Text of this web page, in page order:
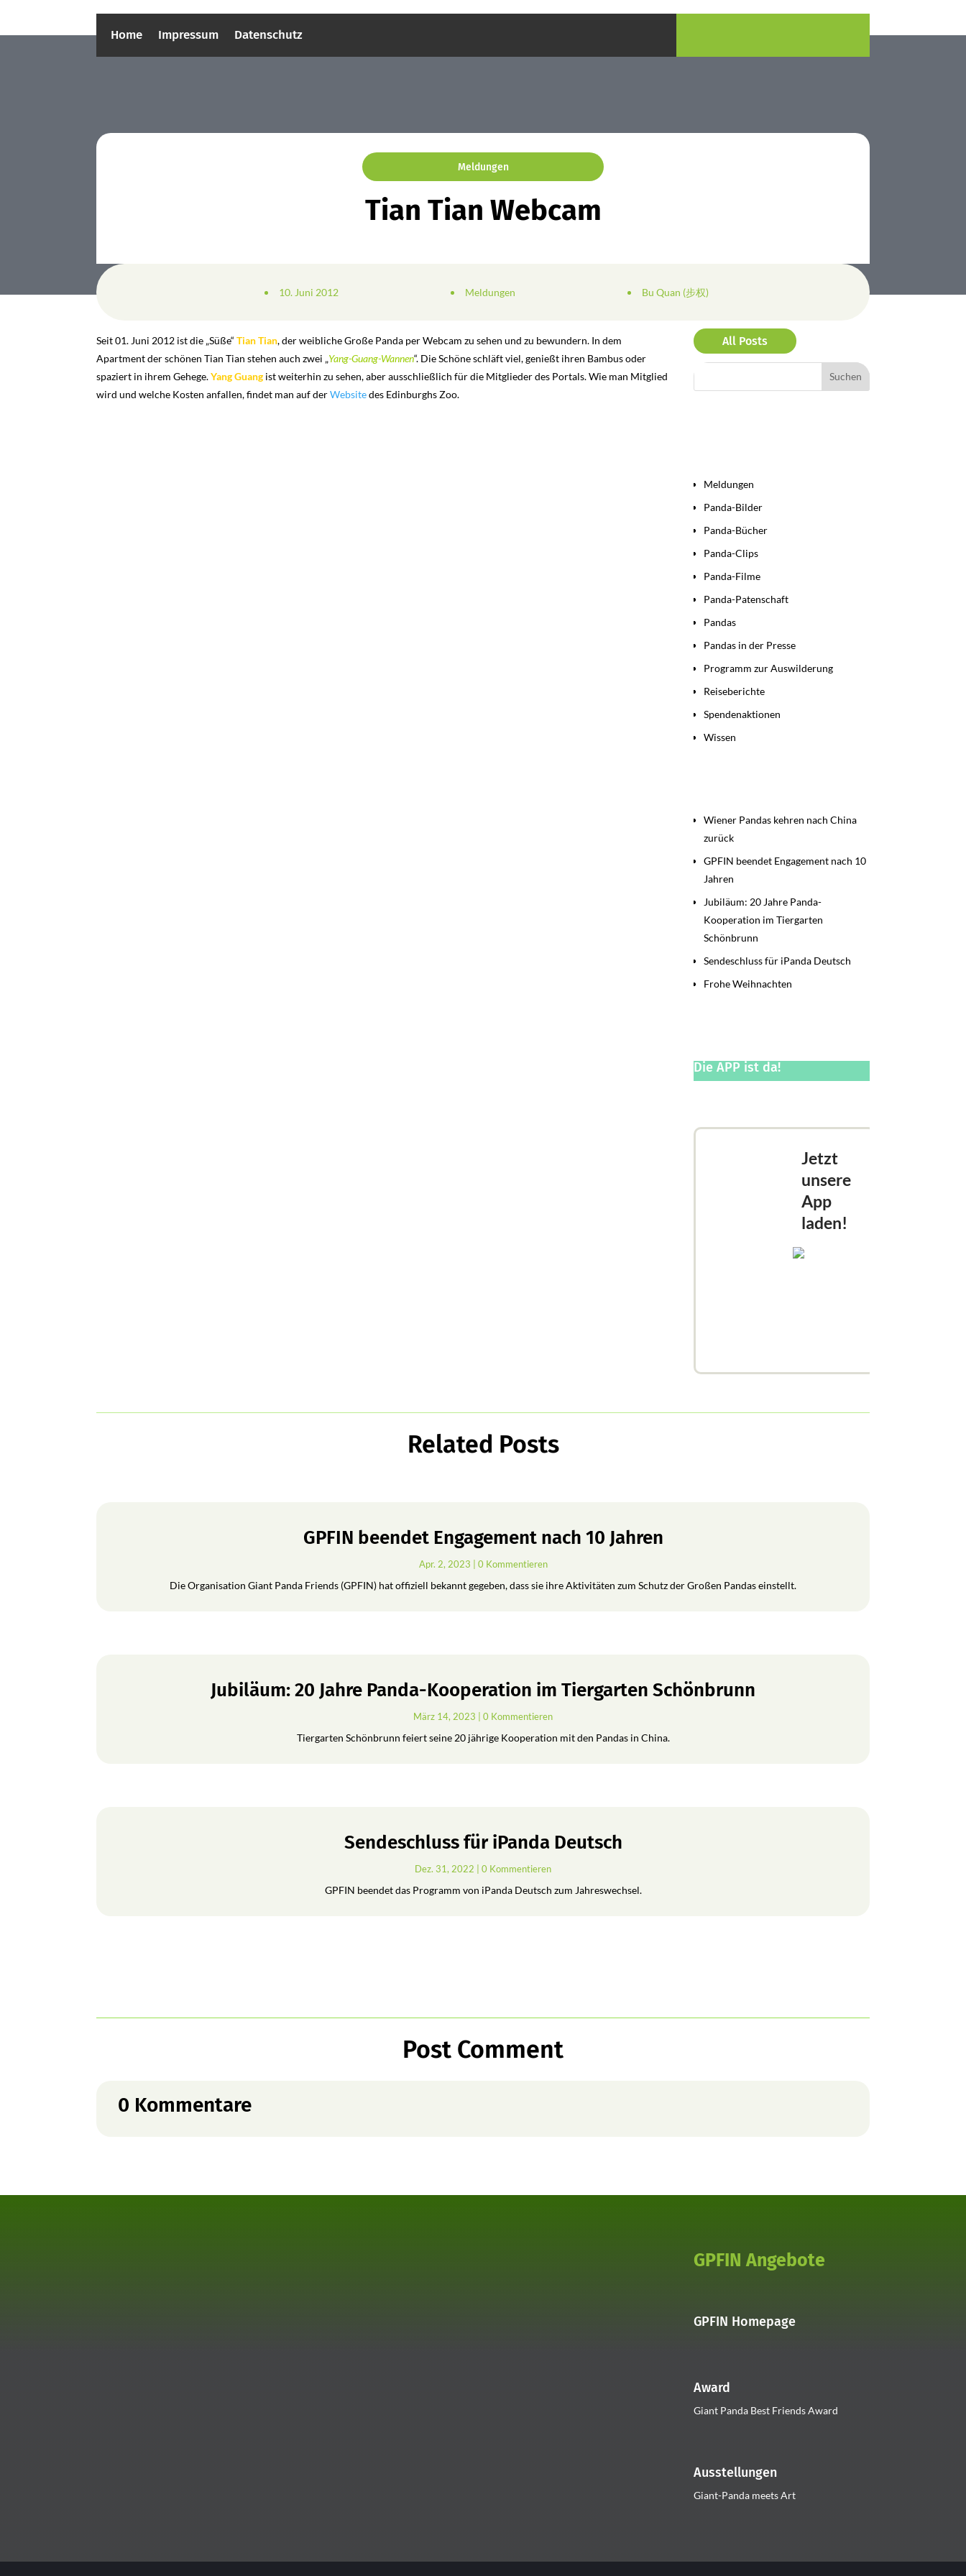
Home Impressum Datenschutz
Meldungen
Tian Tian Webcam
10. Juni 2012 Meldungen Bu Quan (步权)
Seit 01. Juni 2012 ist die „Süße“Tian Tian, der weibliche Große Panda per Webcam zu sehen und zu bewundern. In dem
Apartment der schönen Tian Tian stehen auch zwei „Yang-Guang-Wannen“. Die Schöne schläft viel, genießt ihren Bambus oder
spaziert in ihrem Gehege.Yang Guang ist weiterhin zu sehen, aber ausschließlich für die Mitglieder des Portals. Wie man Mitglied
wird und welche Kosten anfallen, findet man auf derWebsitedes Edinburghs Zoo.
All Posts
Meldungen
Panda-Bilder
Panda-Bücher
Panda-Clips
Panda-Filme
Panda-Patenschaft
Pandas
Pandas in der Presse
Programm zur Auswilderung
Reiseberichte
Spendenaktionen
Wissen
Wiener Pandas kehren nach China
zurück
GPFIN beendet Engagement nach 10
Jahren
Jubiläum: 20 Jahre Panda-
Kooperation im Tiergarten
Schönbrunn
Sendeschluss für iPanda Deutsch
Frohe Weihnachten
Die APP ist da!
Jetzt
unsere
App
laden!
Related Posts
GPFIN beendet Engagement nach 10 Jahren
Apr. 2, 2023 | 0 Kommentieren
Die Organisation Giant Panda Friends (GPFIN) hat offiziell bekannt gegeben, dass sie ihre Aktivitäten zum Schutz der Großen Pandas einstellt.
Jubiläum: 20 Jahre Panda-Kooperation im Tiergarten Schönbrunn
März 14, 2023 | 0 Kommentieren
Tiergarten Schönbrunn feiert seine 20 jährige Kooperation mit den Pandas in China.
Sendeschluss für iPanda Deutsch
Dez. 31, 2022 | 0 Kommentieren
GPFIN beendet das Programm von iPanda Deutsch zum Jahreswechsel.
Post Comment
0 Kommentare
GPFIN Angebote
GPFIN Homepage
Award
Giant Panda Best Friends Award
Ausstellungen
Giant-Panda meets Art